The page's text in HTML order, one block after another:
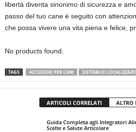
libertà diventa sinonimo di sicurezza e
passo del tuo cane è seguito con
che possa vivere una vita piena e felice,
No products found.
TAGS ACCESSORI PER CANI SISTEMA DI
ARTICOLI CORRELATI ALTRO
Guida Completa agli Integratori
Scelte e Salute Articolare